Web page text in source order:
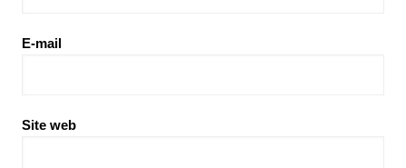
E-mail
Site web